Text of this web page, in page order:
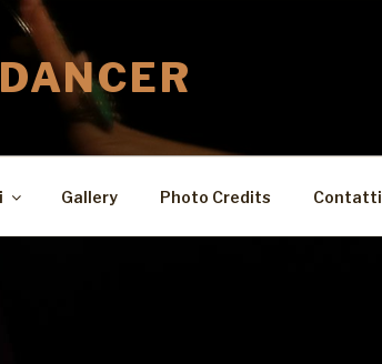
Gallery Photo Credits Contatti